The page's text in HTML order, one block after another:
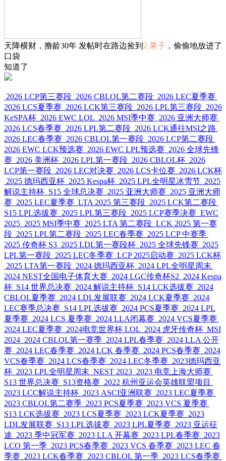
天降横财，撸龄30年 发帖时在路边捡到 2 果子 ，偷偷地放进了
口袋
知道了
2026 LCP第三赛段 2026 CBLOL第二赛段 2026 LEC夏季赛
2026 LCS夏季赛 2026 LCK第三赛段 2026 LPL第三赛段 2026
KeSPA杯 2026 EWC LOL 2026 MSI季中赛 2026 亚洲大师赛
2026 LCS春季赛 2026 LPL第二赛段 2026 LCK通往MSI之路
2026 LEC春季赛 2026 CBLOL第一赛段 2026 LCP第二赛段
2026 EWC LCK预选赛 2026 EWC LPL预选赛 2026 全球先锋
赛 2026 美洲杯 2026 LPL第一赛段 2026 CBLOL杯 2026
LCP第一赛段 2026 LEC对决赛 2026 LCS卡位赛 2026 LCK杯
2025 德玛西亚杯 2025 Kespa杯 2025 LPL全明星冰雪节 2025
解说主持杯 S15 全球总决赛 2025 亚洲大师赛 2025 亚洲大师
赛 2025 LEC夏季赛 LTA 2025 第三赛段 2025 LCK第二赛段
S15 LPL选拔赛 2025 LPL第三赛段 2025 LCP赛季决赛 EWC
2025 2025 MSI季中赛 2025 LTA 第二赛段 LCK 2025 第一赛
段 2025 LPL第二赛段 2025 LEC春季赛 2025 LCP 中赛季
2025 传奇杯 S3 2025 LDL第一赛段杯 2025 全球先锋赛 2025
LPL第一赛段 2025 LEC冬季赛 LCP 2025启动赛 2025 LCK杯
2025 LTA第一赛段 2024 德玛西亚杯 2024 LPL全明星周末
2024 NEST全国电子体育大赛 2024 LGC传奇杯S2 2024 Kespa
杯 S14 世界总决赛 2024 解说主持杯 S14 LCK选拔赛 2024
CBLOL夏季赛 2024 LDL发展联赛 2024 LCK夏季赛 2024
LEC赛季总决赛 S14 LPL选拔赛 2024 PCS夏季赛 2024 LPL
夏季赛 2024 LCS 夏季赛 2024 LLA闭幕赛 2024 VCS夏季赛
2024 LEC夏季赛 2024电竞世界杯 LOL 2024 虎牙传奇杯 MSI
2024 2024 CBLOL第一赛季 2024 LPL春季赛 2024 LLA 公开
赛 2024 LEC春季赛 2024 LCK 春季赛 2024 PCS春季赛 2024
VCS春季赛 2024 LCS春季赛 2024 LEC冬季赛 2023德玛西亚
杯 2023 LPL全明星周末 NEST 2023 2023 电竞上海大师赛
S13 世界总决赛 S13资格赛 2022 杭州亚运会英雄联盟项目
2023 LCC解说主持杯 2023 ASCI亚洲联赛 2023 LEC夏季赛
2023 CBLOL第二赛季 2023 PCS夏季赛 2023 VCS 夏季赛
S13 LCK选拔赛 2023 LCS夏季赛 2023 LCK夏季赛 2023
LDL发展联赛 S13 LPL选拔赛 2023 LPL夏季赛 2023 亚运征
途 2023 季中冠军赛 2023 LLA 开幕赛 2023 LPL春季赛 2023
LCO 第一季 2023 PCS春季赛 2023 VCS 春季赛 2023 LEC 春
季赛 2023 LCK春季赛 2023 CBLOL 第一季 2023 LCS春季赛